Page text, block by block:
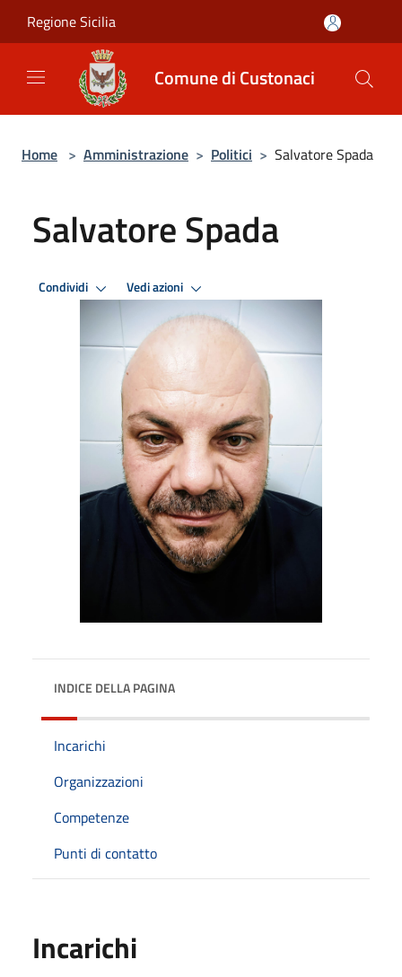
Regione Sicilia
Comune di Custonaci
Home > Amministrazione > Politici > Salvatore Spada
Salvatore Spada
Condividi Vedi azioni
INDICE DELLA PAGINA
Incarichi
Organizzazioni
Competenze
Punti di contatto
Incarichi